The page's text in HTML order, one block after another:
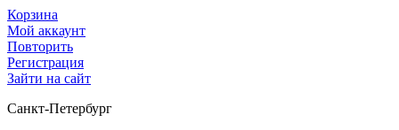
Корзина
Мой аккаунт
Повторить
Регистрация
Зайти на сайт
Санкт-Петербург